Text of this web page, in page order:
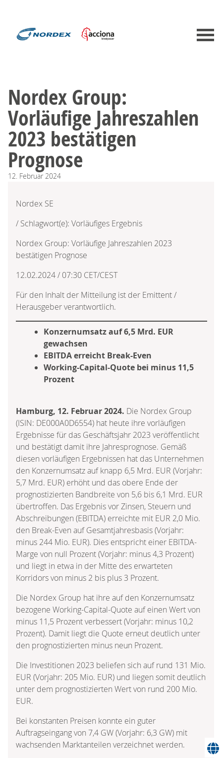
Nordex Group:
Vorläufige Jahreszahlen
2023 bestätigen
Prognose
12. Februar 2024
Nordex SE
/ Schlagwort(e): Vorläufiges Ergebnis
Nordex Group: Vorläufige Jahreszahlen 2023
bestätigen Prognose
12.02.2024 / 07:30 CET/CEST
Für den Inhalt der Mitteilung ist der Emittent /
Herausgeber verantwortlich.
Konzernumsatz auf 6,5 Mrd. EUR
gewachsen
EBITDA erreicht Break-Even
Working-Capital-Quote bei minus 11,5
Prozent
Hamburg, 12. Februar 2024. Die Nordex Group
(ISIN: DE000A0D6554) hat heute ihre vorläufigen
Ergebnisse für das Geschäftsjahr 2023 veröffentlicht
und bestätigt damit ihre Jahresprognose. Gemäß
diesen vorläufigen Ergebnissen hat das Unternehmen
den Konzernumsatz auf knapp 6,5 Mrd. EUR (Vorjahr:
5,7 Mrd. EUR) erhöht und das obere Ende der
prognostizierten Bandbreite von 5,6 bis 6,1 Mrd. EUR
übertroffen. Das Ergebnis vor Zinsen, Steuern und
Abschreibungen (EBITDA) erreichte mit EUR 2,0 Mio.
den Break-Even auf Gesamtjahresbasis (Vorjahr:
minus 244 Mio. EUR). Dies entspricht einer EBITDA-
Marge von null Prozent (Vorjahr: minus 4,3 Prozent)
und liegt in etwa in der Mitte des erwarteten
Korridors von minus 2 bis plus 3 Prozent.
Die Nordex Group hat ihre auf den Konzernumsatz
bezogene Working-Capital-Quote auf einen Wert von
minus 11,5 Prozent verbessert (Vorjahr: minus 10,2
Prozent). Damit liegt die Quote erneut deutlich unter
den prognostizierten minus neun Prozent.
Die Investitionen 2023 beliefen sich auf rund 131 Mio.
EUR (Vorjahr: 205 Mio. EUR) und liegen somit deutlich
unter dem prognostizierten Wert von rund 200 Mio.
EUR.
Bei konstanten Preisen konnte ein guter
Auftragseingang von 7,4 GW (Vorjahr: 6,3 GW) mit
wachsenden Marktanteilen verzeichnet werden.